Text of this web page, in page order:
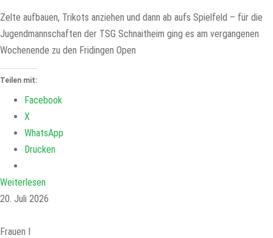
Zelte aufbauen, Trikots anziehen und dann ab aufs Spielfeld – für die
Jugendmannschaften der TSG Schnaitheim ging es am vergangenen
Wochenende zu den Fridingen Open
Teilen mit:
Facebook
X
WhatsApp
Drucken
Weiterlesen
20. Juli 2026
Frauen I